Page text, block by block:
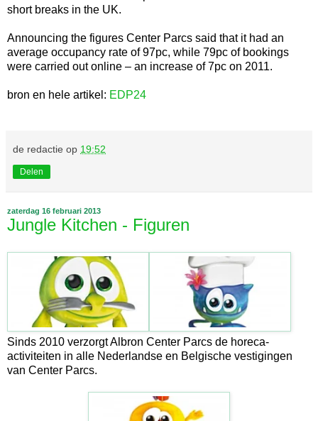
short breaks in the UK.
Announcing the figures Center Parcs said that it had an
average occupancy rate of 97pc, while 79pc of bookings
were carried out online – an increase of 7pc on 2011.
bron en hele artikel: EDP24
de redactie op 19:52
Delen
zaterdag 16 februari 2013
Jungle Kitchen - Figuren
Sinds 2010 verzorgt Albron Center Parcs de horeca-
activiteiten in alle Nederlandse en Belgische vestigingen
van Center Parcs.